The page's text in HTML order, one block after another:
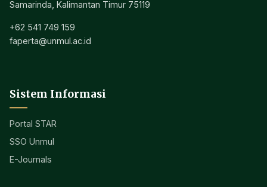
Samarinda, Kalimantan Timur 75119
+62 541 749 159
faperta@unmul.ac.id
Sistem Informasi
Portal STAR
SSO Unmul
E-Journals